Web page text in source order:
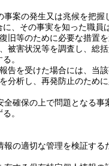
案の発生又は兆候を把
、その事実を知った職員
旧等のために必要な措置を
被害状況等を調査し、総括
。
告を受けた場合には、当
分析し、再発防止のために
確保の上で問題となる
。
の適切な管理を検証す